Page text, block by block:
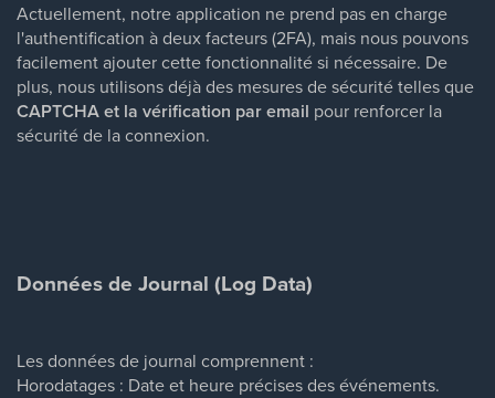
Actuellement, notre application ne prend pas en charge
l'authentification à deux facteurs (2FA), mais nous pouvons
facilement ajouter cette fonctionnalité si nécessaire. De
plus, nous utilisons déjà des mesures de sécurité telles que
CAPTCHA et la vérification par email pour renforcer la
sécurité de la connexion.
Données de Journal (Log Data)
Les données de journal comprennent :
Horodatages : Date et heure précises des événements.